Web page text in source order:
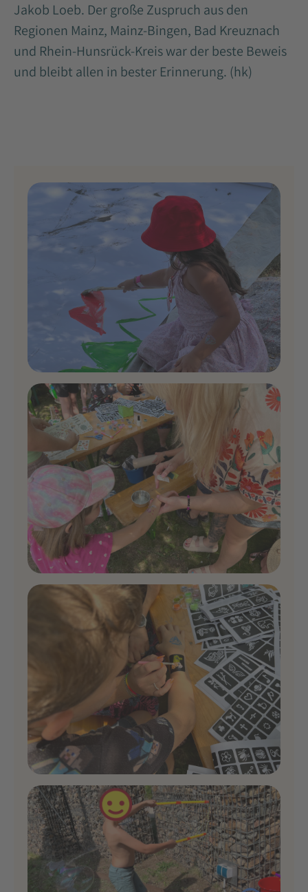
Jakob Loeb. Der große Zuspruch aus den
Regionen Mainz, Mainz-Bingen, Bad Kreuznach
und Rhein-Hunsrück-Kreis war der beste Beweis
und bleibt allen in bester Erinnerung. (hk)